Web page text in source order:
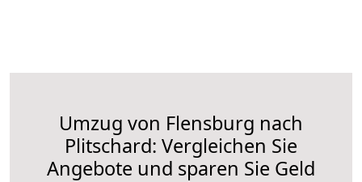
Umzug von Flensburg nach
Plitschard: Vergleichen Sie
Angebote und sparen Sie Geld